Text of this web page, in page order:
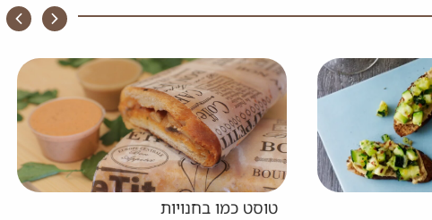
המבורגר הודו בסגנון אסיאתי עם